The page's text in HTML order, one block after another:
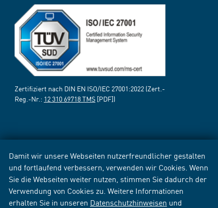
Damit wir unsere Webseiten nutzerfreundlicher gestalten
und fortlaufend verbessern, verwenden wir Cookies. Wenn
Sie die Webseiten weiter nutzen, stimmen Sie dadurch der
Verwendung von Cookies zu. Weitere Informationen
erhalten Sie in unseren Datenschutzhinweisen und
Zertifiziert nach DIN EN ISO/IEC 27001:2022 (Zert.-
Reg.-Nr.: 12 310 69718 TMS [PDF])